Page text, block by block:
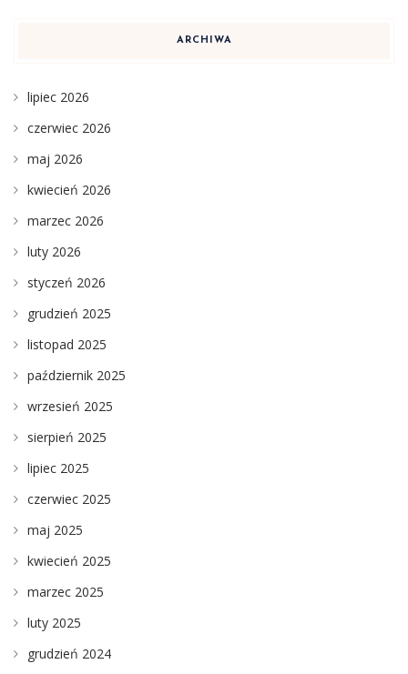
ARCHIWA
lipiec 2026
czerwiec 2026
maj 2026
kwiecień 2026
marzec 2026
luty 2026
styczeń 2026
grudzień 2025
listopad 2025
październik 2025
wrzesień 2025
sierpień 2025
lipiec 2025
czerwiec 2025
maj 2025
kwiecień 2025
marzec 2025
luty 2025
grudzień 2024